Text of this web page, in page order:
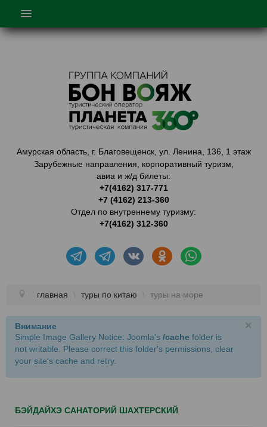
О НАС
ТУРЫ ПО КИТАЮ
ГОРЯЩИЕ ТУРЫ
ТУРЫ ПО АМУРСКОЙ ОБЛАСТИ
КОРПОРАТИВНОЕ ОБСЛУЖ.
Амурская область, г. Благовещенск, ул. Ленина, 136, 1 этаж
Зарубежные направления, корпоративный туризм,
авиа и ж/д билеты:
+7(4162) 317-771
+7 (4162) 213-360
Отдел по внутреннему туризму:
+7(4162) 312-360
главная \ туры по китаю \ туры на море
×
Внимание
Simple Image Gallery Notice: Joomla's /cache folder is
not writable. Please correct this folder's permissions, clear
your site's cache and retry.
БЭЙДАЙХЭ САНАТОРИЙ ШАХТЕРСКИЙ